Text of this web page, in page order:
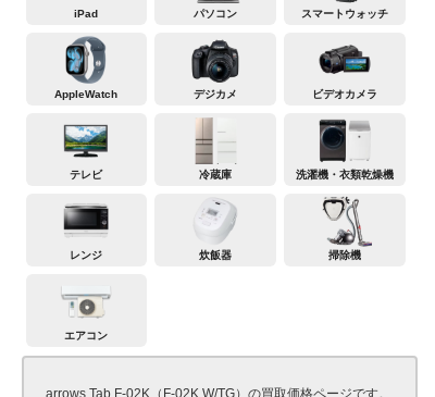
iPad パソコン スマートウォッチ
AppleWatch デジカメ ビデオカメラ
テレビ 冷蔵庫 洗濯機・衣類乾燥機
レンジ 炊飯器 掃除機
エアコン
arrows Tab F-02K（F-02K W/TG）の買取価格ページです。